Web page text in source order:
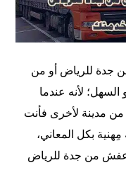
جدة للرياض أو من
السهل؛ لأنه عندما
من مدينة لأخرى فأنت
بكل المعاني،
من جدة للرياض